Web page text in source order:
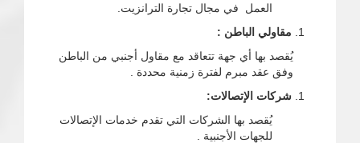
العمل في مجال تجارة الترانزيت.
مقاولي الباطن :
يُقصد بها أي جهة تتعاقد مع مقاول أجنبي من الباطن
وفق عقد مبرم لفترة زمنية محددة .
شركات الإتصالات:
يُقصد بها الشركات التي تقدم خدمات الإتصالات
للجهات الأجنبية .